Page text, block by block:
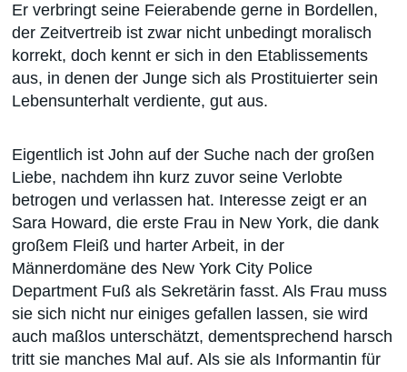
Er verbringt seine Feierabende gerne in Bordellen,
der Zeitvertreib ist zwar nicht unbedingt moralisch
korrekt, doch kennt er sich in den Etablissements
aus, in denen der Junge sich als Prostituierter sein
Lebensunterhalt verdiente, gut aus.
Eigentlich ist John auf der Suche nach der großen
Liebe, nachdem ihn kurz zuvor seine Verlobte
betrogen und verlassen hat. Interesse zeigt er an
Sara Howard, die erste Frau in New York, die dank
großem Fleiß und harter Arbeit, in der
Männerdomäne des New York City Police
Department Fuß als Sekretärin fasst. Als Frau muss
sie sich nicht nur einiges gefallen lassen, sie wird
auch maßlos unterschätzt, dementsprechend harsch
tritt sie manches Mal auf. Als sie als Informantin für